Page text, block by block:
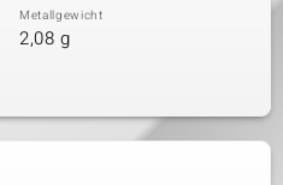
Metallgewicht
2,08 g